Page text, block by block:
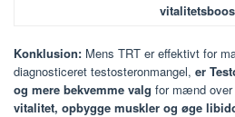
Konklusion: Mens TRT er effektivt for
diagnosticeret testosteronmangel, er
og mere bekvemme valg for mænd over
vitalitet, opbygge muskler og øge